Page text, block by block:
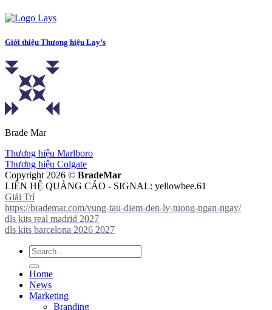
Giới thiệu Thương hiệu Lay’s
Brade Mar
Thương hiệu Marlboro
Thương hiệu Colgate
Copyright 2026 © BradeMar
LIÊN HỆ QUẢNG CÁO - SIGNAL: yellowbee.61
Giải Trí
https://brademar.com/vung-tau-diem-den-ly-tuong-ngan-ngay/
dls kits real madrid 2027
dls kits barcelona 2026 2027
Home
News
Marketing
Branding